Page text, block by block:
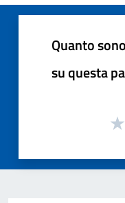
Quanto
su questa